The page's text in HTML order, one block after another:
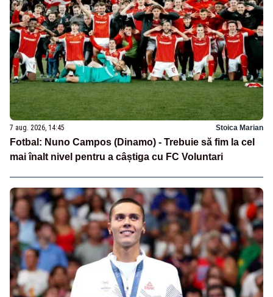
7 aug. 2026, 14:45 Stoica Marian
Fotbal: Nuno Campos (Dinamo) - Trebuie să fim la cel
mai înalt nivel pentru a câștiga cu FC Voluntari